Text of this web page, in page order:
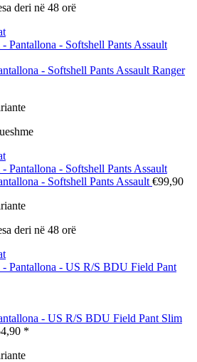
deri në 48 orë
- Softshell Pants Assault Ranger
- Softshell Pants Assault €99,90
deri në 48 orë
- US R/S BDU Field Pant Slim
*